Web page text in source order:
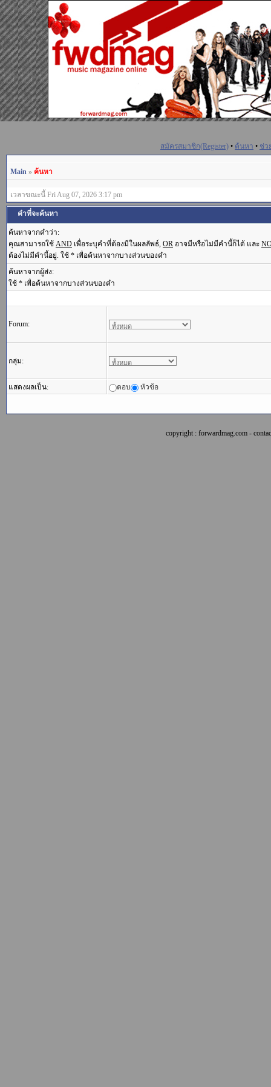
สมัครสมาชิก(Register) • ค้นหา • ช่ว
Main » ค้นหา
เวลาขณะนี้ Fri Aug 07, 2026 3:17 pm
คำที่จะค้นหา
ค้นหาจากคำว่า:
คุณสามารถใช้ AND เพื่อระบุคำที่ต้องมีในผลลัพธ์, OR อาจมีหรือไม่มีคำนี้ก็ได้ และ
ต้องไม่มีคำนี้อยู่. ใช้ * เพื่อค้นหาจากบางส่วนของคำ
ค้นหาจากผู้ส่ง:
ใช้ * เพื่อค้นหาจากบางส่วนของคำ
Forum:
กลุ่ม:
แสดงผลเป็น: ตอบ หัวข้อ
copyright : forwardmag.com -